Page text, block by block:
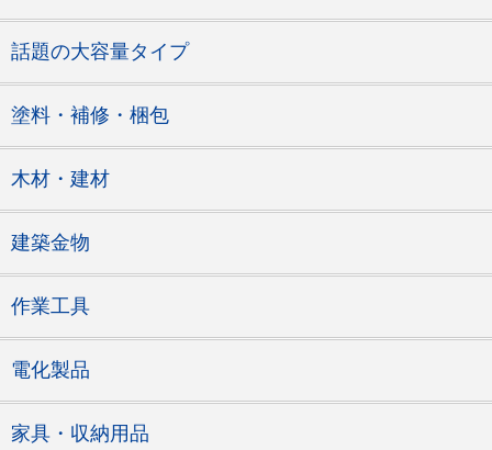
話題の大容量タイプ
塗料・補修・梱包
木材・建材
建築金物
作業工具
電化製品
家具・収納用品